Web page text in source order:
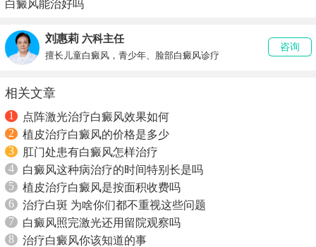
白癜风能治好吗
刘惠莉 六科主任
擅长儿童白癜风，青少年、脸部白癜风诊疗
咨询
相关文章
1
点阵激光治疗白癜风效果如何
2
植皮治疗白癜风的价格是多少
3
肛门处患有白癜风怎样治疗
4
白癜风这种病治疗的时间特别长是吗
5
植皮治疗白癜风是按面积收费吗
6
治疗白斑 为啥你们都不重视这些问题
7
白癜风照完激光还用留院观察吗
8
治疗白癜风你该知道的事